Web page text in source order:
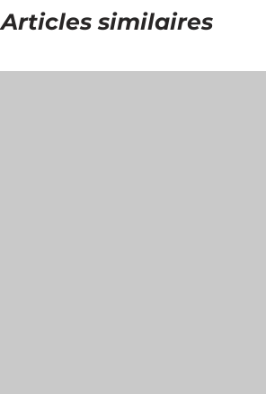
Articles similaires